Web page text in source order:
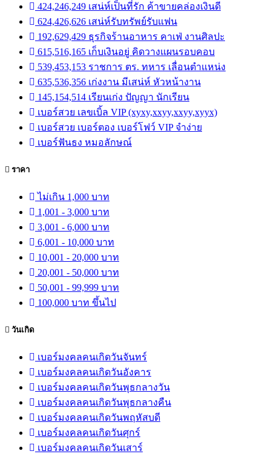
424,246,249 เสน่ห์เป็นที่รัก ค้าขายคล่องเงินดี
624,426,626 เสน่ห์รับทรัพย์รับแฟน
192,629,429 ธุรกิจร้านอาหาร คาเฟ่ งานศิลปะ
615,516,165 เก็บเงินอยู่ คิดวางแผนรอบคอบ
539,453,153 ราชการ ตร. ทหาร เลื่อนตำแหน่ง
635,536,356 เก่งงาน มีเสน่ห์ หัวหน้างาน
145,154,514 เรียนเก่ง ปัญญา นักเรียน
เบอร์สวย เลขเบิ้ล VIP (xyxy,xxyy,xxyy,xyyx)
เบอร์สวย เบอร์ตอง เบอร์โฟว์ VIP จำง่าย
เบอร์ฟันธง หมอลักษณ์
ราคา
ไม่เกิน 1,000 บาท
1,001 - 3,000 บาท
3,001 - 6,000 บาท
6,001 - 10,000 บาท
10,001 - 20,000 บาท
20,001 - 50,000 บาท
50,001 - 99,999 บาท
100,000 บาท ขึ้นไป
วันเกิด
เบอร์มงคลคนเกิดวันจันทร์
เบอร์มงคลคนเกิดวันอังคาร
เบอร์มงคลคนเกิดวันพุธกลางวัน
เบอร์มงคลคนเกิดวันพุธกลางคืน
เบอร์มงคลคนเกิดวันพฤหัสบดี
เบอร์มงคลคนเกิดวันศุกร์
เบอร์มงคลคนเกิดวันเสาร์